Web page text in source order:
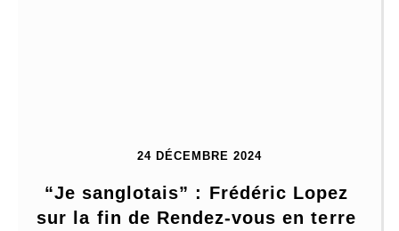
24 DÉCEMBRE 2024
“Je sanglotais” : Frédéric Lopez
sur la fin de Rendez-vous en terre